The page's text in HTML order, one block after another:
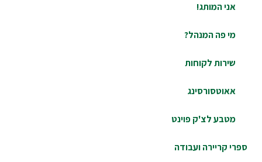
אני המותג!
מי פה המנהל?
שירות לקוחות
אאוטסורסינג
מטבע לצ'ק פוינט
קריירה ועבודה